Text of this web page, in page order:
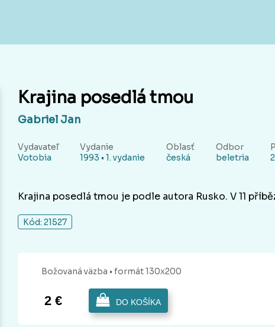
Krajina posedlá tmou
Gabriel Jan
Vydavateľ
Votobia
Vydanie
1993 • 1. vydanie
Oblasť
česká
Odbor
beletria
Krajina posedlá tmou je podle autora Rusko. V 11
Kód: 21527
Božovaná väzba • formát 130x200
2 € DO KOŠÍKA